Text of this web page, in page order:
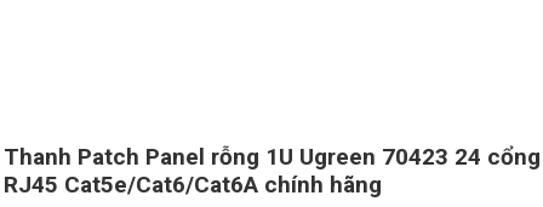
Thanh Patch Panel rỗng 1U Ugreen 70423 24 cổng
RJ45 Cat5e/Cat6/Cat6A chính hãng